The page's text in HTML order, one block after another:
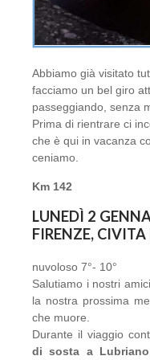
Abbiamo già visitato
facciamo un bel giro
passeggiando, senza
Prima di rientrare ci
che è qui in vacanza
ceniamo.
Km 142
LUNEDÌ 2
FIRENZE,
nuvoloso 7°- 10°
Salutiamo i nostri
la nostra prossima
che muore.
Durante il viaggio
di sosta a Lubriano